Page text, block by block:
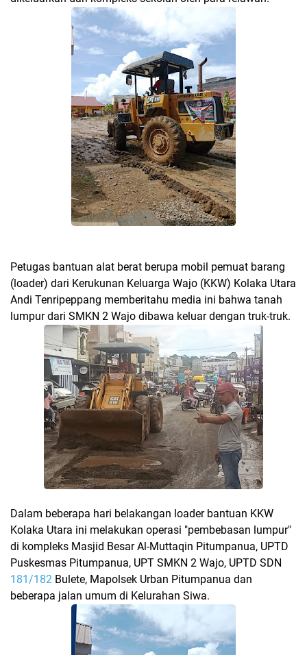
Petugas bantuan alat berat berupa mobil pemuat barang
(loader) dari Kerukunan Keluarga Wajo (KKW) Kolaka Utara
Andi Tenripeppang memberitahu media ini bahwa tanah
lumpur dari SMKN 2 Wajo dibawa keluar dengan truk-truk.
Dalam beberapa hari belakangan loader bantuan KKW
Kolaka Utara ini melakukan operasi "pembebasan lumpur"
di kompleks Masjid Besar Al-Muttaqin Pitumpanua, UPTD
Puskesmas Pitumpanua, UPT SMKN 2 Wajo, UPTD SDN
181/182 Bulete, Mapolsek Urban Pitumpanua dan
beberapa jalan umum di Kelurahan Siwa.